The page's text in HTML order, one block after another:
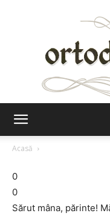
Acasă
0
0
Sărut mâna, părinte!